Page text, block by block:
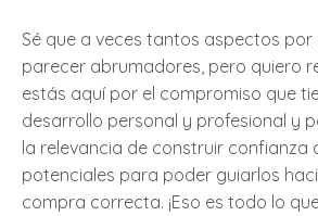
Sé que a veces tantos aspectos por
parecer abrumadores, pero quiero
estás aquí por el compromiso que
desarrollo personal y profesional y
la relevancia de construir confianza
potenciales para poder guiarlos
compra correcta. ¡Eso es todo lo